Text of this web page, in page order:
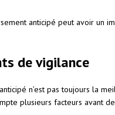
anticipé peut avoir un
de vigilance
n’est pas toujours la
plusieurs facteurs avant